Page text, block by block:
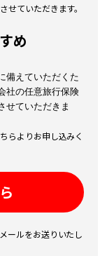
ていただきます。
め
備えていただくた
社の任意旅行保険
せていただきま
らよりお申し込みく
ールをお送りいたし